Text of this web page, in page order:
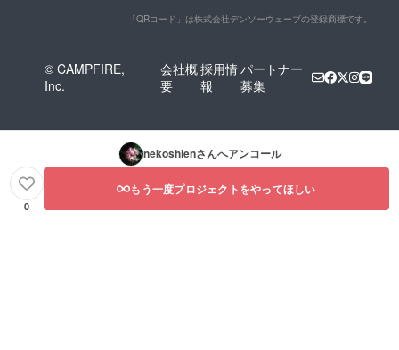
「QRコード」は株式会社デンソーウェーブの登録商標です。
© CAMPFIRE,
Inc.
会社概
要
採用情
報
パートナー
募集
nekoshienさんへアンコール
0
もう一度プロジェクトをやってほしい